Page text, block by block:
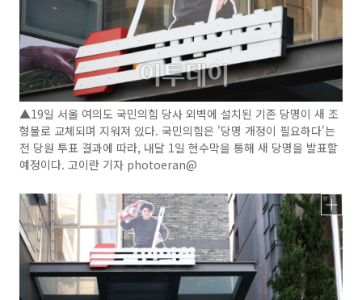
▲19일 서울 여의도 국민의힘 당사 외벽에 설치된 기존 당명이 새 조
형물로 교체되며 지워져 있다. 국민의힘은 '당명 개정이 필요하다'는
전 당원 투표 결과에 따라, 내달 1일 현수막을 통해 새 당명을 발표할
예정이다. 고이란 기자 photoeran@